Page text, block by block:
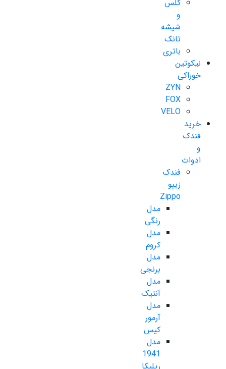
گلس
و
شیشه
تانک
باتری
نیکوتین
خوراکی
ZYN
FOX
VELO
خرید
فندک
و
ادوات
فندک
زیپو
Zippo
مدل
رنگی
مدل
کروم
مدل
برنجی
مدل
آنتیک
مدل
آرمور
کیس
مدل
1941
رپلیکا